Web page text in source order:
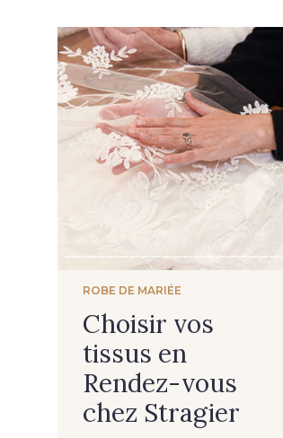
ROBE DE MARIÉE
Choisir vos
tissus en
Rendez-vous
chez Stragier